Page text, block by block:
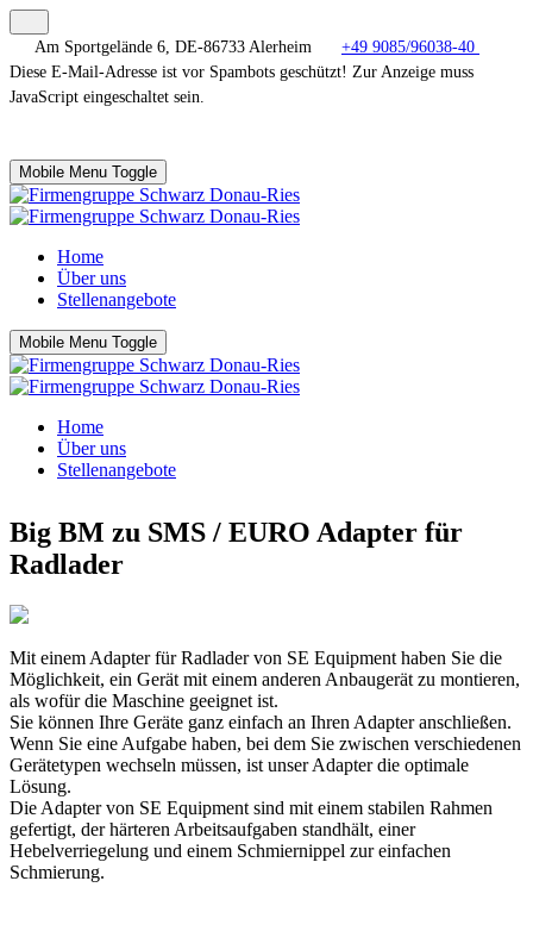
Am Sportgelände 6, DE-86733 Alerheim
+49 9085/96038-40
Diese E-Mail-Adresse ist vor Spambots geschützt! Zur Anzeige muss
JavaScript eingeschaltet sein.
Mobile Menu Toggle
Home
Über uns
Stellenangebote
Mobile Menu Toggle
Home
Über uns
Stellenangebote
Big BM zu SMS / EURO Adapter für
Radlader
Mit einem Adapter für Radlader von SE Equipment haben Sie die
Möglichkeit, ein Gerät mit einem anderen Anbaugerät zu montieren,
als wofür die Maschine geeignet ist.
Sie können Ihre Geräte ganz einfach an Ihren Adapter anschließen.
Wenn Sie eine Aufgabe haben, bei dem Sie zwischen verschiedenen
Gerätetypen wechseln müssen, ist unser Adapter die optimale
Lösung.
Die Adapter von SE Equipment sind mit einem stabilen Rahmen
gefertigt, der härteren Arbeitsaufgaben standhält, einer
Hebelverriegelung und einem Schmiernippel zur einfachen
Schmierung.